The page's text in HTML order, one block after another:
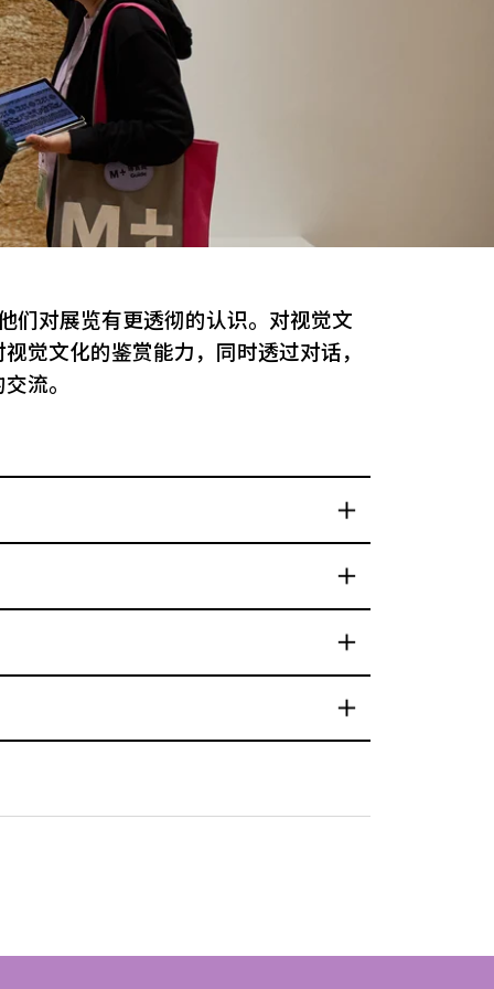
们对展览有更透彻的认识。对视觉文
觉文化的鉴赏能力，同时透过对话，
流。